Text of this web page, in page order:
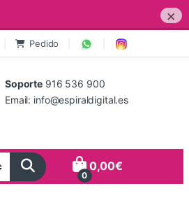
×
Pedido
Soporte 916 536 900
Email: info@espiraldigital.es
0
0,00€